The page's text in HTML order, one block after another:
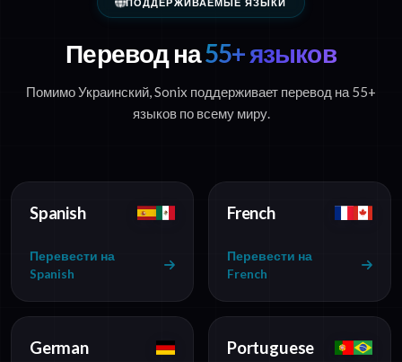
ПОДДЕРЖИВАЕМЫЕ ЯЗЫКИ
Перевод на55+ языков
Помимо Украинский, Sonix поддерживает перевод на 55+
языков по всему миру.
Spanish
Перевести на
Spanish
French
Перевести на
French
German Portuguese